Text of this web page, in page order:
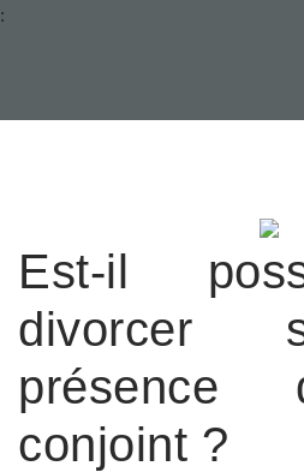
:
Est-il
divorcer
présence
conjoint ?